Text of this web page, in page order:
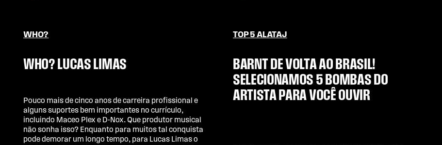
WHO?
WHO? LUCAS LIMAS
Pouco mais de cinco anos de carreira profissional e
alguns suportes bem importantes no currículo,
incluindo Maceo Plex e D-Nox. Que produtor musical
não sonha isso? Enquanto para muitos tal conquista
pode demorar um longo tempo, para Lucas Limas o
TOP 5 ALATAJ
BARNT DE VOLTA AO BRASIL!
SELECIONAMOS 5 BOMBAS DO
ARTISTA PARA VOCÊ OUVIR